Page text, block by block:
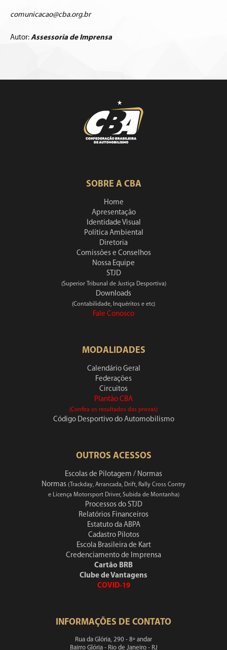
comunicacao@cba.org.br
Autor: Assessoria de Imprensa
SOBRE A CBA
Home
Apresentação
Identidade Visual
Política Ambiental
Diretoria
Comissões e Conselhos
Nossa Equipe
STJD
(Superior Tribunal de Justiça Desportiva)
Downloads
(Contabilidade, Inquéritos e etc)
Fale Conosco
MODALIDADES
Calendário Geral
Federações
Circuitos
Plantão CBA
(Confira os resultados das provas)
Código Desportivo do Automobilismo
OUTROS ACESSOS
Escolas de Pilotagem / Normas
Normas (Trackday, Arrancada, Drift, Rally Cross Contry
e Licença Motorsport Driver, Subida de Montanha)
Processos do STJD
Relatórios Financeiros
Estatuto da ABPA
Cadastro Pilotos
Escola Brasileira de Kart
Credenciamento de Imprensa
Cartão BRB
Clube de Vantagens
COVID-19
INFORMAÇÕES DE CONTATO
Rua da Glória, 290 - 8º andar
Bairro Glória - Rio de Janeiro - RJ